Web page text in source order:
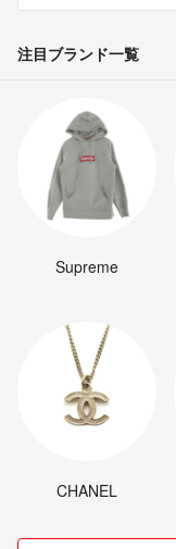
注目ブランド一覧
Supreme
CHANEL